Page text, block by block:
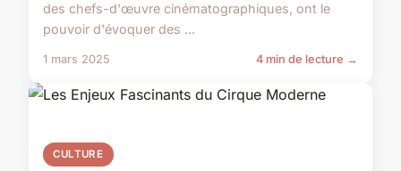
des chefs-d'œuvre cinématographiques, ont le
pouvoir d'évoquer des ...
1 mars 2025 4 min de lecture →
CULTURE